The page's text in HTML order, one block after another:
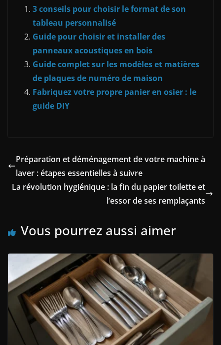
3 conseils pour choisir le format de son
tableau personnalisé
Guide pour choisir et installer des
panneaux acoustiques en bois
Guide complet sur les modèles et matières
de plaques de numéro de maison
Fabriquez votre propre panier en osier : le
guide DIY
Préparation et déménagement de votre machine à
laver : étapes essentielles à suivre
La révolution hygiénique : la fin du papier toilette et
l’essor de ses remplaçants
Vous pourrez aussi aimer